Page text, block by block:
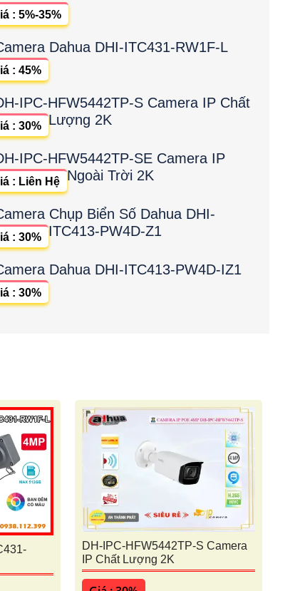
: 5%-35%
Dahua DHI-ITC431-RW1F-L
: 45%
IPC-HFW5442TP-S Camera IP Chất
Lượng 2K
: 30%
IPC-HFW5442TP-SE Camera IP
Ngoài Trời 2K
: Liên Hệ
Chụp Biển Số Dahua DHI-
ITC413-PW4D-Z1
: 30%
Dahua DHI-ITC413-PW4D-IZ1
: 30%
DH-IPC-HFW5442TP-S Camera
IP Chất Lượng 2K